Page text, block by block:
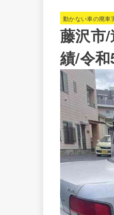
動かない車の廃車
藤沢市
績/令和